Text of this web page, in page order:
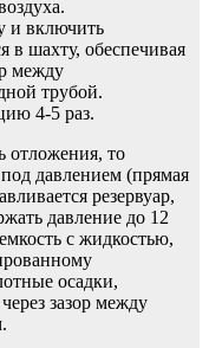
и включить
в шахту, обеспечивая
между
трубой.
4-5 раз.
отложения, то
давлением (прямая
резервуар,
давление до 12
с жидкостью,
осадки,
зазор между